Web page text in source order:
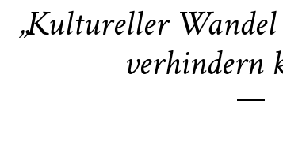
„Kultureller
verhindern